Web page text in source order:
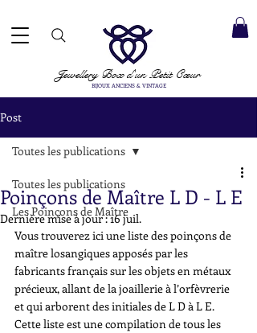
Jewellery Boxd'un Petit Cœur
BIJOUX ANCIENS & VINTAGE
Post
Toutes les publications
Les Poinçons de Maître
Toutes les publications
Poinçons de Maître L D - L E
Dernière mise à jour :16 juil.
Vous trouverez ici une liste des poinçons de
maître losangiques apposés par les
fabricants français sur les objets en métaux
précieux, allant de la joaillerie à l’orfèvrerie
et qui arborent des initiales de L D à L E.
Cette liste est une compilation de tous les